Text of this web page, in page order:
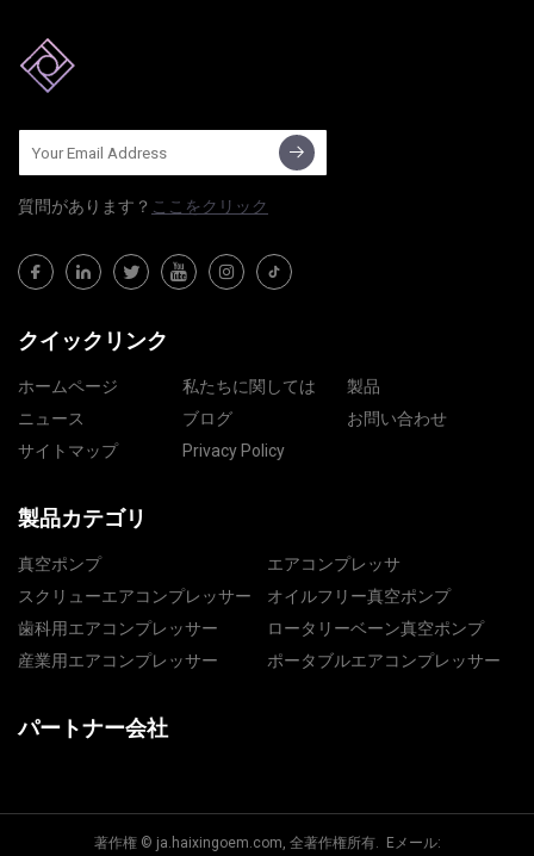
質問​​があります？ ここをクリック
クイックリンク
ホームページ 私たちに関しては
製品
ニュース
ブログ
お問い合わせ
サイトマップ
Privacy Policy
製品カテゴリ
真空ポンプ
エアコンプレッサ
スクリューエアコンプレッサー
オイルフリー真空ポンプ
歯科用エアコンプレッサー
ロータリーベーン真空ポンプ
産業用エアコンプレッサー
ポータブルエアコンプレッサー
パートナー会社
著作権 © ja.haixingoem.com, 全著作権所有. Eメール: